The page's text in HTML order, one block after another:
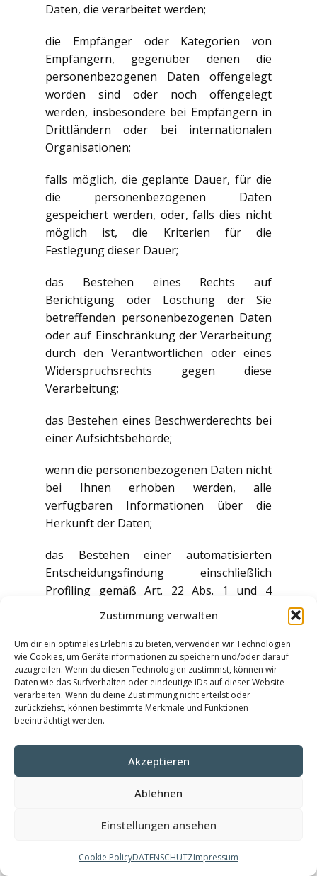
Zustimmung verwalten
Um dir ein optimales Erlebnis zu bieten, verwenden wir Technologien
wie Cookies, um Geräteinformationen zu speichern und/oder darauf
zuzugreifen. Wenn du diesen Technologien zustimmst, können wir
Daten wie das Surfverhalten oder eindeutige IDs auf dieser Website
verarbeiten. Wenn du deine Zustimmung nicht erteilst oder
zurückziehst, können bestimmte Merkmale und Funktionen
beeinträchtigt werden.
Akzeptieren
Ablehnen
Einstellungen ansehen
Cookie PolicyDATENSCHUTZImpressum
Daten, die verarbeitet werden;
die Empfänger oder Kategorien von
Empfängern, gegenüber denen die
personenbezogenen Daten offengelegt
worden sind oder noch offengelegt
werden, insbesondere bei Empfängern in
Drittländern oder bei internationalen
Organisationen;
falls möglich, die geplante Dauer, für die
die personenbezogenen Daten
gespeichert werden, oder, falls dies nicht
möglich ist, die Kriterien für die
Festlegung dieser Dauer;
das Bestehen eines Rechts auf
Berichtigung oder Löschung der Sie
betreffenden personenbezogenen Daten
oder auf Einschränkung der Verarbeitung
durch den Verantwortlichen oder eines
Widerspruchsrechts gegen diese
Verarbeitung;
das Bestehen eines Beschwerderechts bei
einer Aufsichtsbehörde;
wenn die personenbezogenen Daten nicht
bei Ihnen erhoben werden, alle
verfügbaren Informationen über die
Herkunft der Daten;
das Bestehen einer automatisierten
Entscheidungsfindung einschließlich
Profiling gemäß Art. 22 Abs. 1 und 4
DSGVO und – zumindest in diesen Fällen –
aussagekräftige Informationen über die
involvierte Logik sowie die Tragweite und
die angestrebten Auswirkungen einer
derartigen Verarbeitung für Sie.
Werden personenbezogene Daten an ein
Drittland oder an eine internationale
Organisation übermittelt, so haben Sie
das Recht, über die geeigneten Garantien
gemäß Art. 46 DSGVO im Zusammenhang
mit der Übermittlung unterrichtet zu